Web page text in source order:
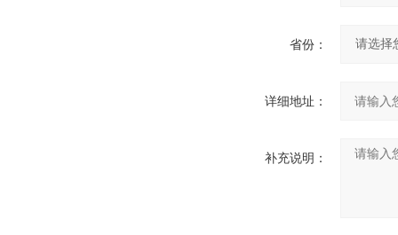
省份：
详细地址：
补充说明：